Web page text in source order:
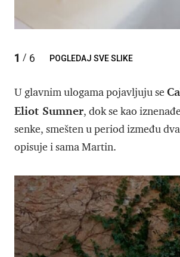
1 / 6 POGLEDAJ SVE SLIKE
U glavnim ulogama pojavljuju se
Eliot Sumner, dok se kao
senke, smešten u period između
opisuje i sama Martin.